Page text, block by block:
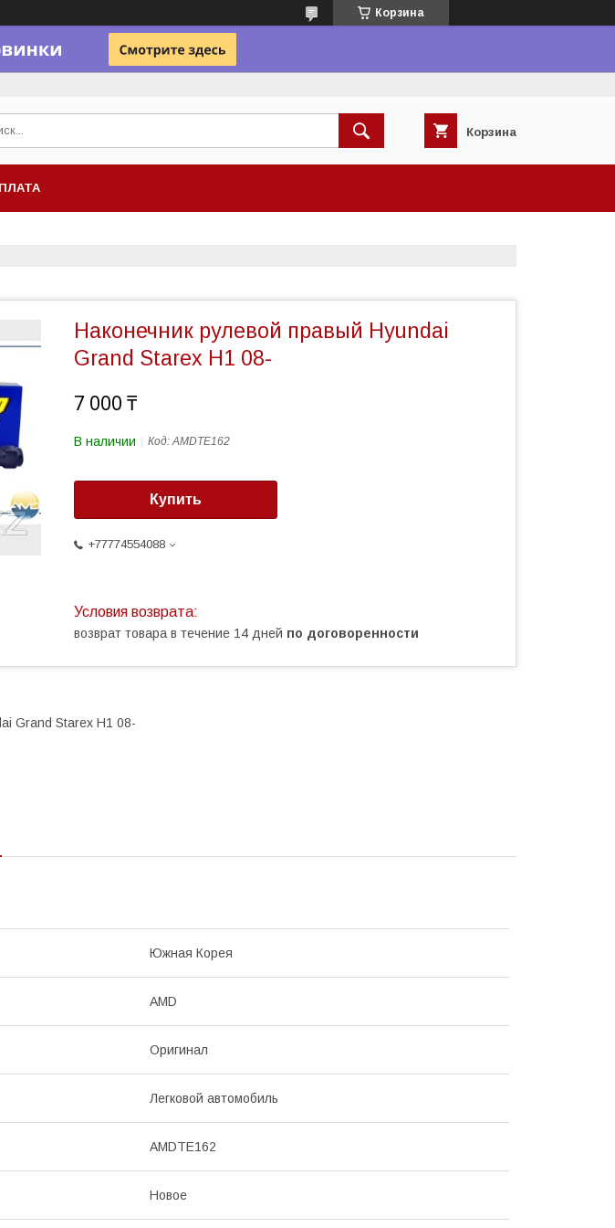
Корзина
Корзина
Наконечник рулевой правый Hyundai
Grand Starex H1 08-
7 000 ₸
В наличии Код:AMDTE162
Купить
+77774554088
возврат товара в течение 14 дней по договоренности
Grand Starex H1 08-
Южная Корея
AMD
Оригинал
Легковой автомобиль
AMDTE162
Новое